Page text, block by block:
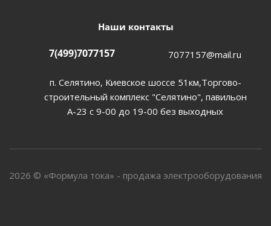
Наши контакты
7(499)7077157 7077157@mail.ru
п. Селятино, Киевское шоссе 51км,Торгово-
строительный комплекс "Селятино", павильон
А-23 с 9-00 до 19-00 без выходных
2026 © «Формула тока» - продажа электрооборудования